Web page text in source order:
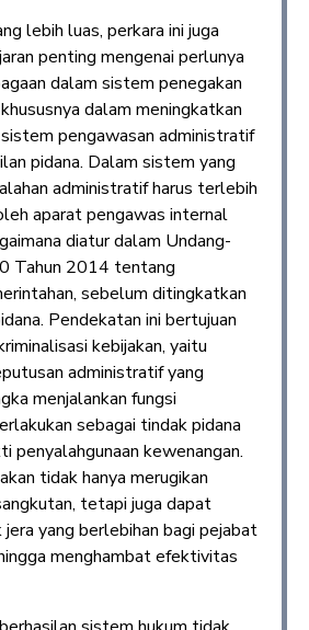
lebih luas, perkara ini juga
penting mengenai perlunya
dalam sistem penegakan
dalam meningkatkan
pengawasan administratif
pidana. Dalam sistem yang
administratif harus terlebih
aparat pengawas internal
diatur dalam Undang-
Tahun 2014 tentang
sebelum ditingkatkan
Pendekatan ini bertujuan
kebijakan, yaitu
administratif yang
menjalankan fungsi
sebagai tindak pidana
penyalahgunaan kewenangan.
tidak hanya merugikan
tetapi juga dapat
yang berlebihan bagi pejabat
menghambat efektivitas